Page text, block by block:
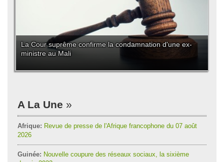
La Cour suprême confirme la condamnation d'une ex-
ministre au Mali
A La Une
Afrique: Revue de presse de l'Afrique francophone du 07 août
2026
Guinée: Nouvelle coupure des réseaux sociaux, la sixième